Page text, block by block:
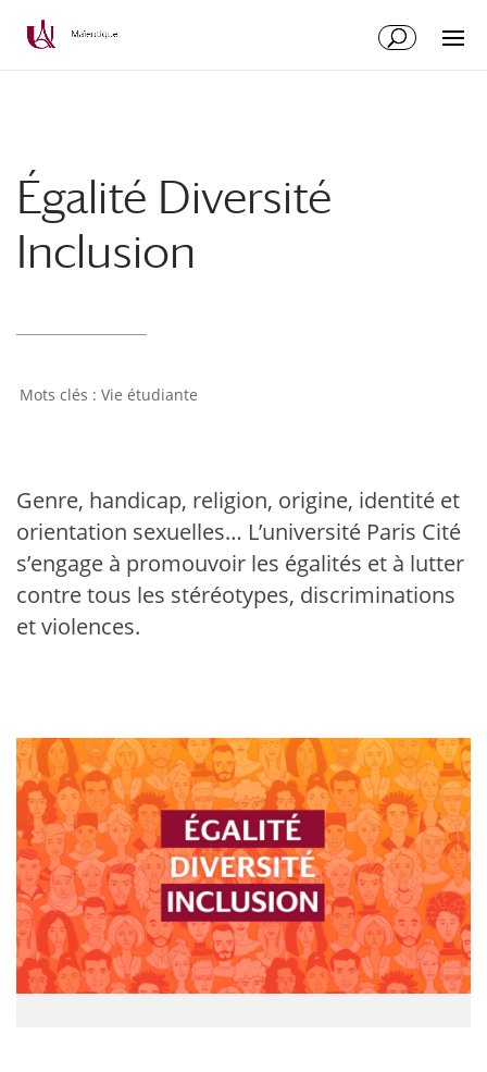
Égalité Diversité
Inclusion
Vie étudiante
Genre, handicap, religion, origine, identité et
orientation sexuelles… L’université Paris Cité
s’engage à promouvoir les égalités et à lutter
contre tous les stéréotypes, discriminations
et violences.